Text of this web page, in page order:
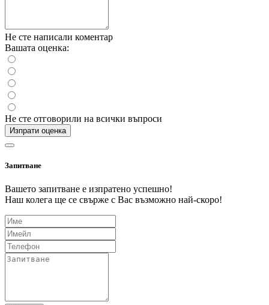
Не сте написали коментар
Вашата оценка:
Не сте отговорили на всички въпроси
Изпрати оценка
Запитване
Вашето запитване е изпратено успешно!
Наш колега ще се свърже с Вас възможно най-скоро!